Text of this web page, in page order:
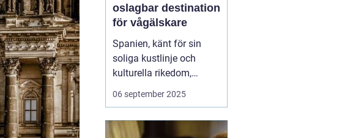
oslagbar destination
för vågälskare
Spanien, känt för sin
soliga kustlinje och
kulturella rikedom,
erbjuder också
fantastiska möjligheter
brusande Atlanten till det
06 september 2025